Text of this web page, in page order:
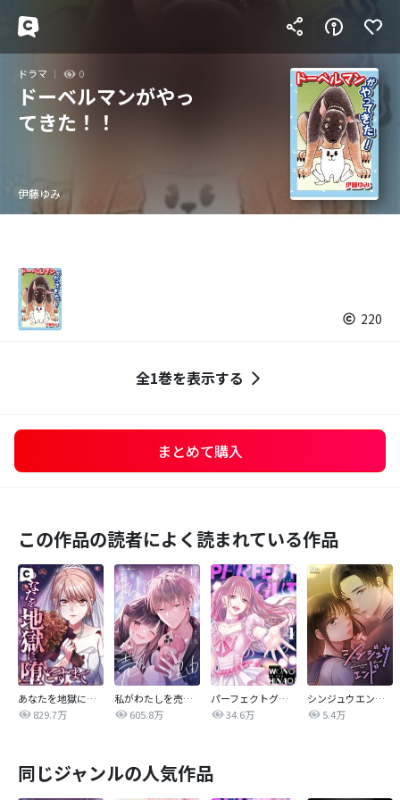
ドラマ 0
ドーベルマンがやっ
てきた！！
伊藤ゆみ
220
全1巻を表示する
まとめて購入
この作品の読者によく読まれている作品
あなたを地獄に堕とすまで
829.7万
私がわたしを売る理由
605.8万
パーフェクトグリッター
34.6万
シンジュウエンド【タテヨミ】
5.4万
同じジャンルの人気作品